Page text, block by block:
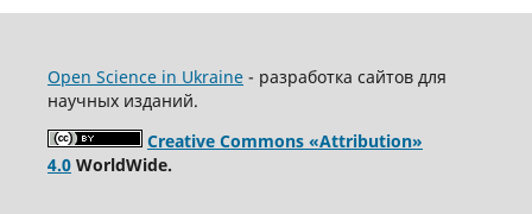
Open Science in Ukraine- разработка сайтов для
научных изданий.
Creative Commons «Attribution»
4.0WorldWide.